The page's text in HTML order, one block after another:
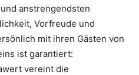
anstrengendsten
Vorfreude und
mit ihren Gästen von
ist garantiert:
vereint die